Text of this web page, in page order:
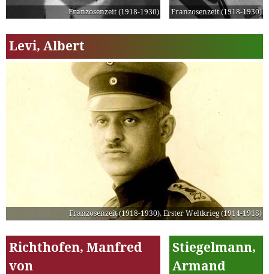
Franzosenzeit (1918-1930)
Franzosenzeit (1918-1930), Erster Weltkrieg (1914-1918)
Levi, Albert
Franzosenzeit (1918-1930)
Richthofen, Manfred
von
Stiegelmann,
Armand